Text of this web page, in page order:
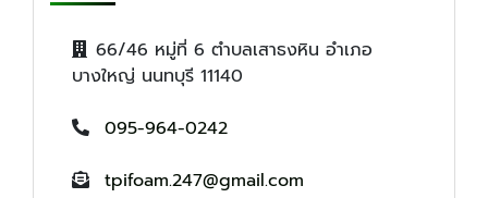
66/46 หมู่ที่ 6 ตำบลเสาธงหิน อำเภอ
บางใหญ่ นนทบุรี 11140
095-964-0242
tpifoam.247@gmail.com